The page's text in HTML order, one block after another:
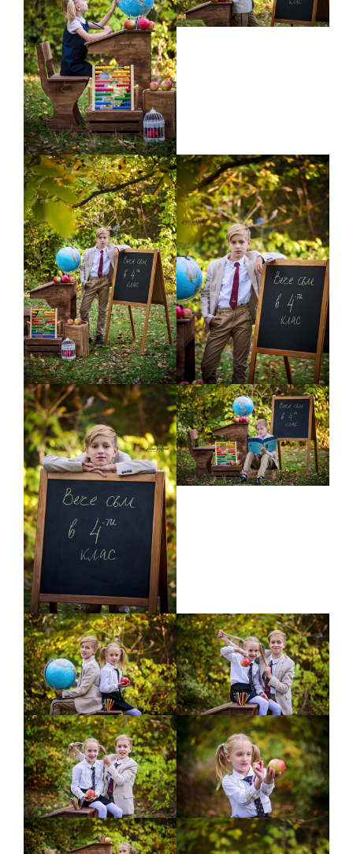
Галерия
Фотографски услуги
За мен
Блог
Въпроси и отговори
Контакти